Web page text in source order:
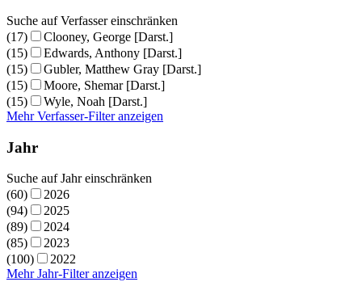
Suche auf Verfasser einschränken
(17)
Clooney, George [Darst.]
(15)
Edwards, Anthony [Darst.]
(15)
Gubler, Matthew Gray [Darst.]
(15)
Moore, Shemar [Darst.]
(15)
Wyle, Noah [Darst.]
Mehr Verfasser-Filter anzeigen
Jahr
Suche auf Jahr einschränken
(60)
2026
(94)
2025
(89)
2024
(85)
2023
(100)
2022
Mehr Jahr-Filter anzeigen